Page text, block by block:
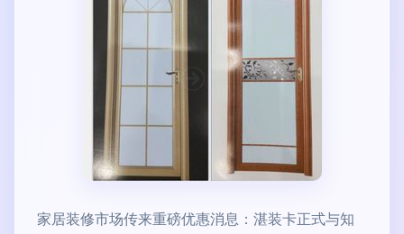
家居装修市场传来重磅优惠消息：湛装卡正式与知